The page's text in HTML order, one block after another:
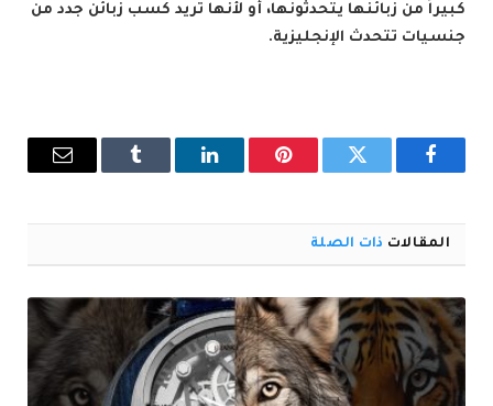
كبيراً من زبائنها يتحدثونها، أو لأنها تريد كسب زبائن جدد من
جنسيات تتحدث الإنجليزية.
فيسبوك تويتر بينتيريستلينكدإن Tumblr
البريد
المقالات ذات الصلة